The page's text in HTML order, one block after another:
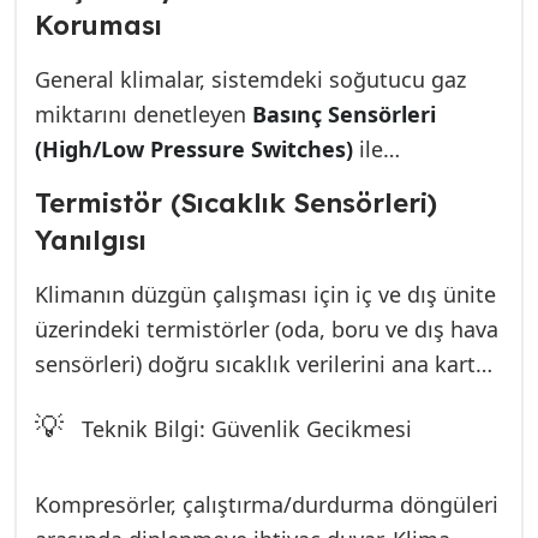
voltaj okursa, kompresörün sigortalı bir
Koruması
General klimalar, sistemdeki soğutucu gaz
miktarını denetleyen Basınç Sensörleri
(High/Low Pressure Switches) ile
donatılmıştır. Eğer klima gaz kaçırmışsa
(düşük basınç), veya dış ünite çok kirlenmiş
ve aşırı ısınmışsa (yüksek basınç), elektronik
kart, kompresörü hasar görmeden korumak
için çalıştırma sinyali göndermez. Bu, arızanın
gaz eksikliği mi yoksa sirkülasyon sorunu mu
gerektiren teknik bir süreçtir.
Termistör (Sıcaklık Sensörleri)
Yanılgısı
Klimanın düzgün çalışması için iç ve dış ünite
üzerindeki termistörler (oda, boru ve dış hava
sensörleri) doğru sıcaklık verilerini ana karta
okuma yaparsa (Örneğin, -30°C okuması gibi),
kompresörün çalışmasını engeller. Sensör
💡 Teknik Bilgi: Güvenlik Gecikmesi
Kompresörler, çalıştırma/durdurma döngüleri